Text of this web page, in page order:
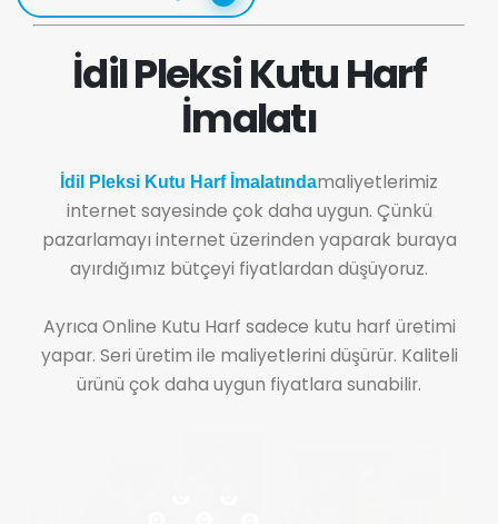
İdil Pleksi Kutu Harf
İmalatı
İdil Pleksi Kutu Harf İmalatındamaliyetlerimiz
internet sayesinde çok daha uygun. Çünkü
pazarlamayı internet üzerinden yaparak buraya
ayırdığımız bütçeyi fiyatlardan düşüyoruz.
Ayrıca Online Kutu Harf sadece kutu harf üretimi
yapar. Seri üretim ile maliyetlerini düşürür. Kaliteli
ürünü çok daha uygun fiyatlara sunabilir.